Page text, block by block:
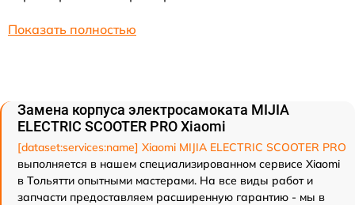
Показать полностью
Замена корпуса электросамоката MIJIA
ELECTRIC SCOOTER PRO Xiaomi
[dataset:services:name] Xiaomi MIJIA ELECTRIC SCOOTER PRO
выполняется в нашем специализированном сервисе Xiaomi
в Тольятти опытными мастерами. На все виды работ и
запчасти предоставляем расширенную гарантию - мы в